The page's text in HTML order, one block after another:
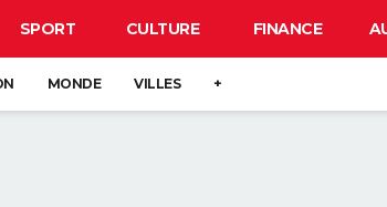
SPORT CULTURE FINANCE
MONDE VILLES +